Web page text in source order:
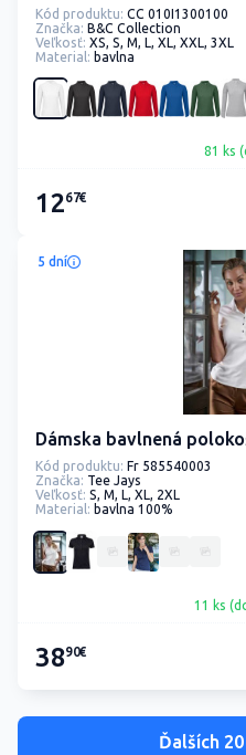
Kód produktu: CC 010I1300100
Značka: B&C Collection
Veľkosť: XS, S, M, L, XL, XXL, 3XL
Material: bavlna
81 ks
1267€
5 dní
Dámska bavlnená
Kód produktu: Fr 585540003
Značka: Tee Jays
Veľkosť: S, M, L, XL, 2XL
Material: bavlna 100%
11 ks
3890€
Ďalších